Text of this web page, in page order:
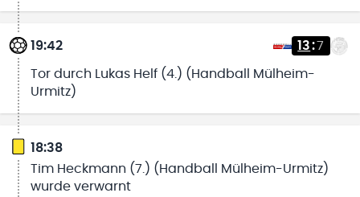
19:42 13:7
Tor durch Lukas Helf (4.) (Handball Mülheim-
Urmitz)
18:38
Tim Heckmann (7.) (Handball Mülheim-Urmitz)
wurde verwarnt